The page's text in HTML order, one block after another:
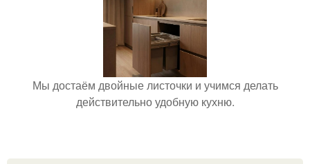
Мы достаём двойные листочки и учимся делать
действительно удобную кухню.